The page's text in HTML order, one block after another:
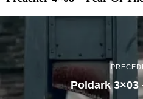
Poldark 3×03